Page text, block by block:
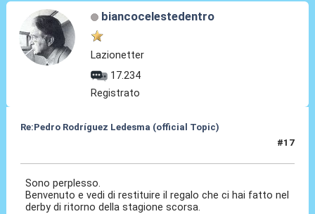
biancocelestedentro
Lazionetter
17.234
Registrato
Re:Pedro Rodríguez Ledesma (official Topic)
#17
Sono perplesso.
Benvenuto e vedi di restituire il regalo che ci hai fatto nel
derby di ritorno della stagione scorsa.